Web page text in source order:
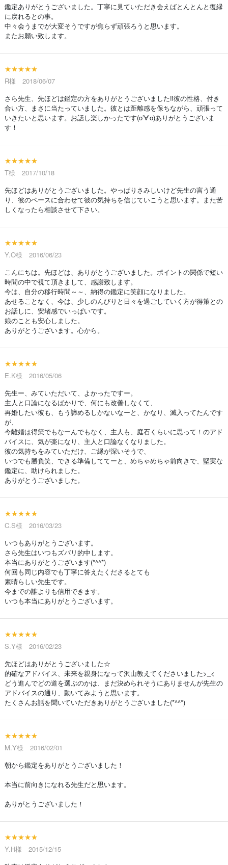
鑑定ありがとうございました。丁寧に見ていただき会えばとんとんと復縁
に戻れるとの事。
中々会うまでが大変そうですが焦らず頑張ろうと思います。
またお願い致します。
★★★★★
R様 2018/06/07
さら先生、先ほどは鑑定の方をありがとうございました‼彼の性格、付き
合い方、まさに当たっていました。彼とは距離感を保ちながら、頑張って
いきたいと思います。お話し楽しかったです(o’∀’o)ありがとうございま
す！
★★★★★
T様 2017/10/18
先ほどはありがとうございました。やっぱりさみしいけど先生の言う通
り、彼のペースに合わせて彼の気持ちを信じていこうと思います。また苦
しくなったら相談させて下さい。
★★★★★
Y.O様 2016/06/23
こんにちは。先ほどは、ありがとうございました。ポイントの関係で短い
時間の中で視て頂きまして、感謝致します。
今は、自分の移行時間～～、納得の鑑定に笑顔になりました。
あせることなく、今は、少しのんびりと日々を過ごしていく方が得策との
お話しに、安堵感でいっぱいです。
娘のことも安心しました。
ありがとうございます。心から。
★★★★★
E.K様 2016/05/06
先生ー、みていただいて、よかったですー。
主人と口論になるばかりで、何にも改善しなくて、
再婚したい彼も、もう諦めるしかないなーと、かなり、滅入ってたんです
が、
今離婚は得策でもなーんでもなく、主人も、庭石くらいに思って！のアド
バイスに、気が楽になり、主人と口論なくなりました。
彼の気持ちをみていただけ、ご縁が深いそうで、
いつでも勝負笑、できる準備しててーと、めちゃめちゃ前向きで、堅実な
鑑定に、助けられました。
ありがとうございました。
★★★★★
C.S様 2016/03/23
いつもありがとうございます。
さら先生はいつもズバリ的中します。
本当にありがとうございます(*^^*)
何回も同じ内容でも丁寧に答えたくださるとても
素晴らしい先生です。
今までの誰よりも信用できます。
いつも本当にありがとうございます。
★★★★★
S.Y様 2016/02/23
先ほどはありがとうございました☆
的確なアドバイス、未来を親身になって沢山教えてくださいました>_<
どう進んでどの道を選ぶのかは、まだ決められそうにありませんが先生の
アドバイスの通り、動いてみようと思います。
たくさんお話を聞いていただきありがとうございました(*^^*)
★★★★★
M.Y様 2016/02/01
朝から鑑定をありがとうございました！
本当に前向きになれる先生だと思います。
ありがとうございました！
★★★★★
Y.H様 2015/12/15